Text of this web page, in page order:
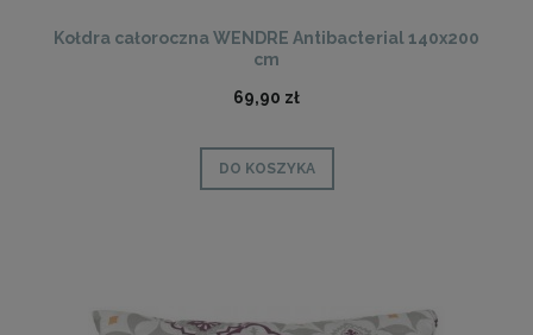
Kołdra całoroczna WENDRE Antibacterial 140x200
cm
69,90 zł
DO KOSZYKA